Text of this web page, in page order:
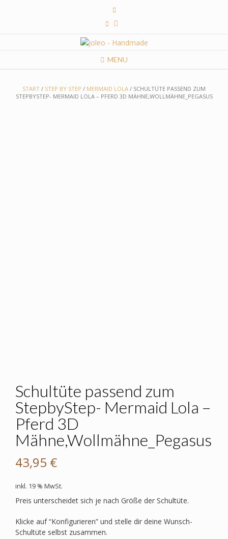
MENU
START / STEP BY STEP / MERMAID LOLA / SCHULTÜTE PASSEND ZUM
STEPBYSTEP- MERMAID LOLA – PFERD 3D MÄHNE,WOLLMÄHNE_PEGASUS
Schultüte passend zum
StepbyStep- Mermaid Lola –
Pferd 3D
Mähne,Wollmähne_Pegasus
43,95 €
inkl. 19 % MwSt.
Preis unterscheidet sich je nach Größe der Schultüte.
Klicke auf “Konfigurieren” und stelle dir deine Wunsch-
Schultüte selbst zusammen.